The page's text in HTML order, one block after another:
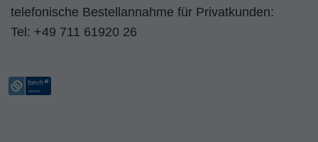
telefonische Bestellannahme für Privatkunden:
Tel: +49 711 61920 26